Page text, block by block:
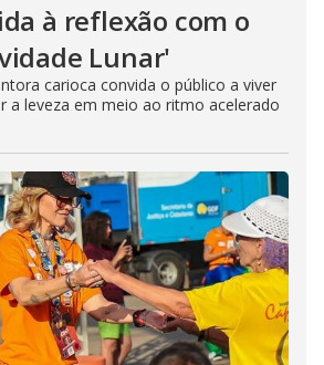
à reflexão com o
Lunar'
carioca convida o público a viver
a leveza em meio ao ritmo acelerado